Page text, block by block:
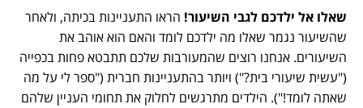
שאלו אל ילדכם לגבי השיעור! הראו התעניינות בכיתה, ולאחר
שהשיעור נגמר שאלו מה ילדכם לומד והאם הוא אוהב את
השיעורים. אנחנו רוצים שהמעורבות שלכם תתבטא פחות בכפייה
("עשית שיעורי בית?") ויותר בהתעניינות חברית ("ספר לי על מה
שאתה לומד!"). הילדים מתרגשים לחלוק את תחומי העניין שלהם